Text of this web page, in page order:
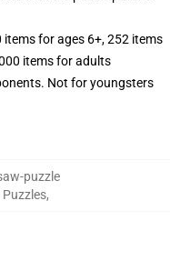
for ages 6+, 252 items
items for adults
Not for youngsters
puzzle
Puzzles,